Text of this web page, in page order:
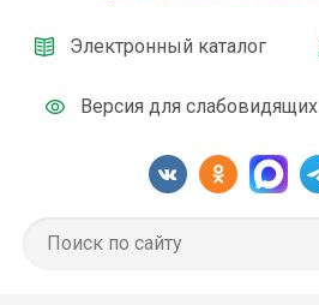
Электронный каталог
Версия для слабовидящих